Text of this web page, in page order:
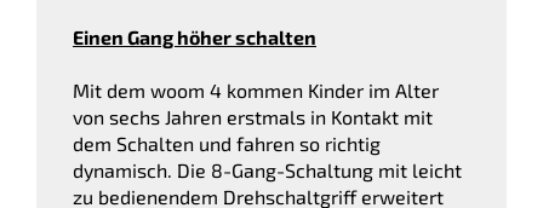
Einen Gang höher schalten
Mit dem woom 4 kommen Kinder im Alter
von sechs Jahren erstmals in Kontakt mit
dem Schalten und fahren so richtig
dynamisch. Die 8-Gang-Schaltung mit leicht
zu bedienendem Drehschaltgriff erweitert